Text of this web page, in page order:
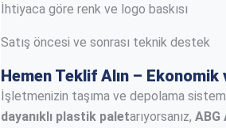
İhtiyaca göre renk ve logo baskısı
Satış öncesi ve sonrası teknik destek
Hemen Teklif Alın –
İşletmenizin taşıma ve depolama
dayanıklı plastik paletarıyorsanız, ABG